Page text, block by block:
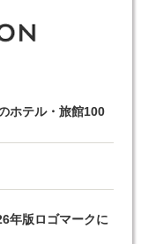
ホテル・旅館100
年版ロゴマークに